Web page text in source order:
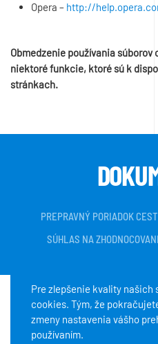
Opera – http://
Obmedzenie používania
niektoré funkcie, ktoré sú k
stránkach.
PREPRAVNÝ PORIADOK
SÚHLAS NA
Copyright © 2020 K+K servis,
Pre zlepšenie kvality našich
cookies. Tým, že
zmeny nastavenia vášho
používaním.